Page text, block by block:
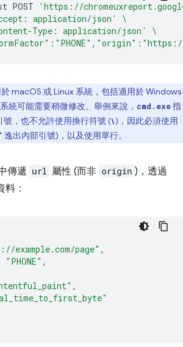
POST
'https://
application/json'
\
Type: application/json'
\
macOS 或 Linux 系統，包括適用於 Windows
統可能需要稍微修改。舉例來說， cmd.exe指
，也不允許使用換行符號 (\)，因此必須使用
逸出內部引號)，以及使用單行。
傳遞 url 屬性 (而非 origin )，透過
：
example.com/page" ,
"PHONE" ,
,